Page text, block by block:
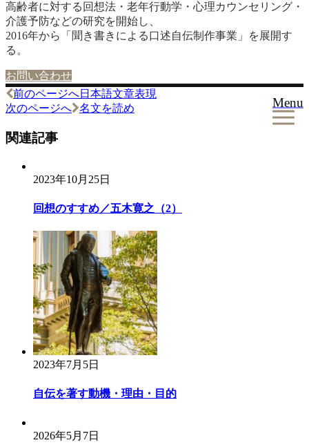
Menu
高齢者に対する回想法・老年行動学・心理カウンセリング・
介護予防などの研究を開始し、
2016年から「聞き書きによる口述自伝制作事業」を展開す
る。
お問い合わせ
投
稿
ナ
前のページへ日本語文章表現
次のページへ
名文を読め
関連記事
2023年10月25日
回想のすすめ／五木寛之（2）
2023年7月5日
自伝を著す動機・理由・目的
2026年5月7日